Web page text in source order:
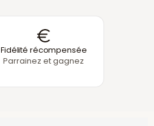
Fidélité récompensée
Parrainez et gagnez